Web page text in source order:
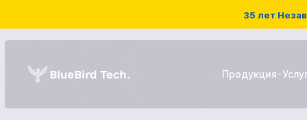
35 лет
Продукция